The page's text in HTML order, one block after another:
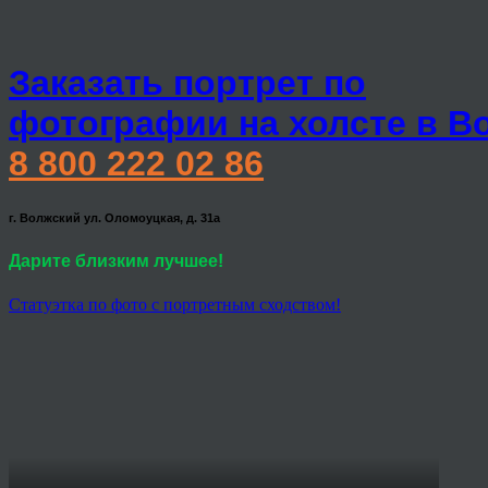
Заказать портрет по
фотографии на холсте в
8 800 222 02 86
г. Волжский ул. Оломоуцкая, д. 31а
Дарите близким лучшее!
Статуэтка по фото с портретным сходством!